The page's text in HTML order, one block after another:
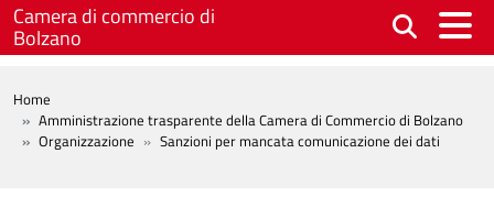
Salta al contenuto principale
Camera di commercio di
Bolzano
BREADCRUMB
Home
Amministrazione trasparente della Camera di Commercio di Bolzano
Organizzazione
Sanzioni per mancata comunicazione dei dati